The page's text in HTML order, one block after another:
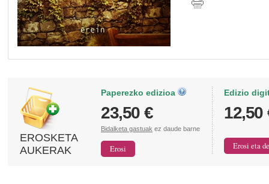
EROSKETA
AUKERAK
Paperezko edizioa
23,50 €
Bidalketa gastuak ez daude barne
Edizio
12,50